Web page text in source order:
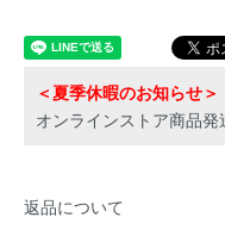
＜夏季休暇のお知らせ＞
オンラインストア商品
返品について